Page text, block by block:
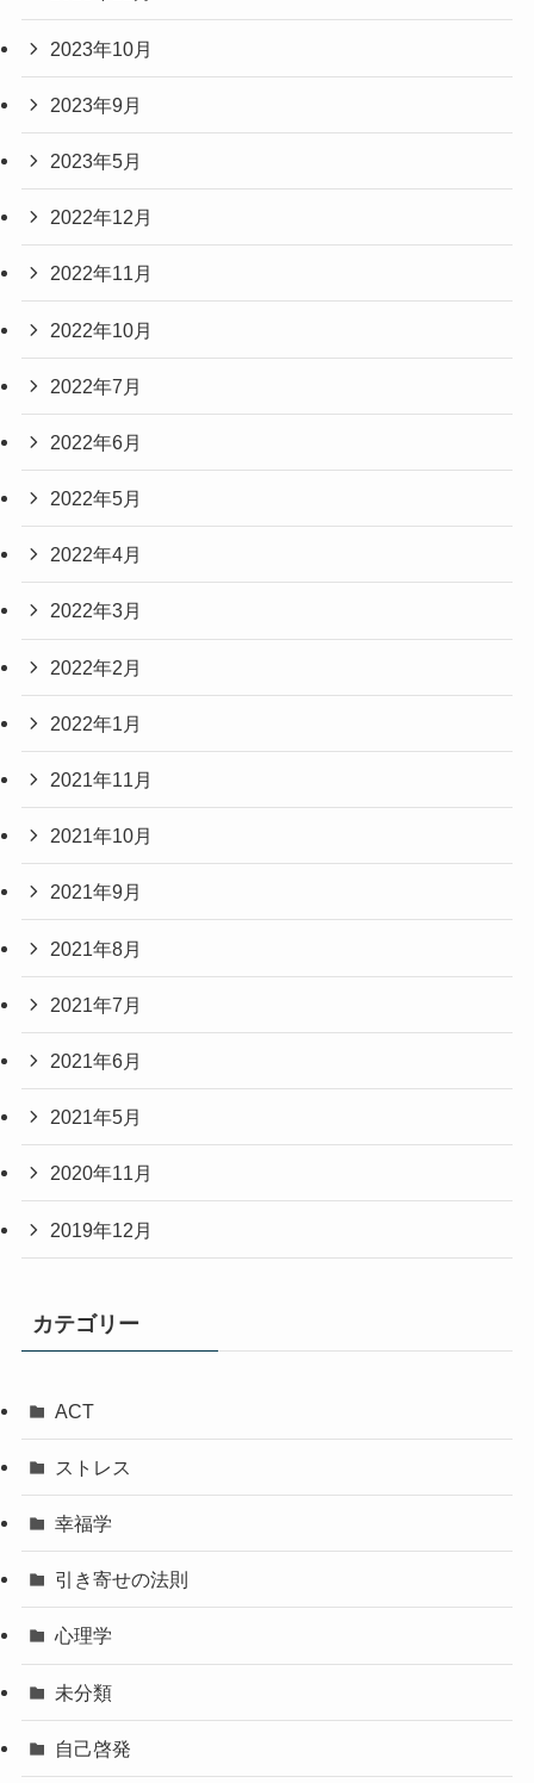
2023年10月
2023年9月
2023年5月
2022年12月
2022年11月
2022年10月
2022年7月
2022年6月
2022年5月
2022年4月
2022年3月
2022年2月
2022年1月
2021年11月
2021年10月
2021年9月
2021年8月
2021年7月
2021年6月
2021年5月
2020年11月
2019年12月
カテゴリー
ACT
ストレス
幸福学
引き寄せの法則
心理学
未分類
自己啓発